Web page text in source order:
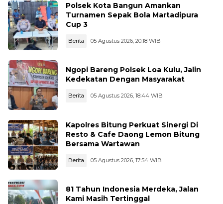
Polsek Kota Bangun Amankan
Turnamen Sepak Bola Martadipura
Cup 3
Berita 05 Agustus 2026, 20:18 WIB
Ngopi Bareng Polsek Loa Kulu, Jalin
Kedekatan Dengan Masyarakat
Berita 05 Agustus 2026, 18:44 WIB
Kapolres Bitung Perkuat Sinergi Di
Resto & Cafe Daong Lemon Bitung
Bersama Wartawan
Berita 05 Agustus 2026, 17:54 WIB
81 Tahun Indonesia Merdeka, Jalan
Kami Masih Tertinggal